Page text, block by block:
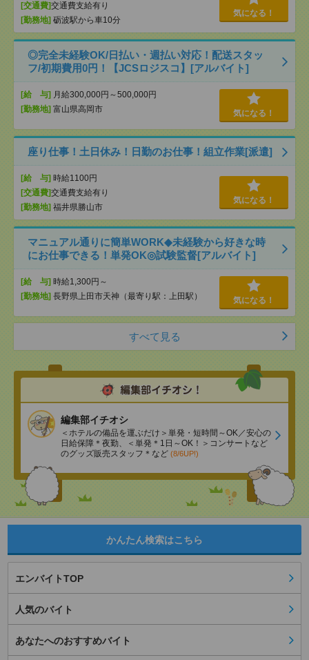
[交通費]交通費支給有り
[勤務地] 砺波駅から車10分
気になる！
◎完全未経験OK/日払い・週払い対応！配送スタッ
フ/初期費用0円！【JCSロジスコ】[アルバイト]
[給 与] 月給300,000円～500,000円
[勤務地] 富山県高岡市 気になる！
座り仕事！土日休み！日勤のお仕事！組立作業[派遣]
[給 与] 時給1100円
[交通費]交通費支給有り
[勤務地] 福井県勝山市
気になる！
マニュアル通りに簡単WORK◆未経験から好きな時
にお仕事できる！単発OK◎試験監督[アルバイト]
[給 与] 時給1,300円～
[勤務地] 長野県上田市天神（最寄り駅：上田駅） 気になる！
すべて見る
編集部イチオシ
＜ホテルの備品を運ぶだけ＞単発・短時間～OK／安心の
日給保障＊夜勤、＜単発＊1日～OK！＞コンサートなど
のグッズ販売スタッフ＊など (8/6UP!)
かんたん検索はこちら
エンバイトTOP
人気のバイト
あなたへのおすすめバイト